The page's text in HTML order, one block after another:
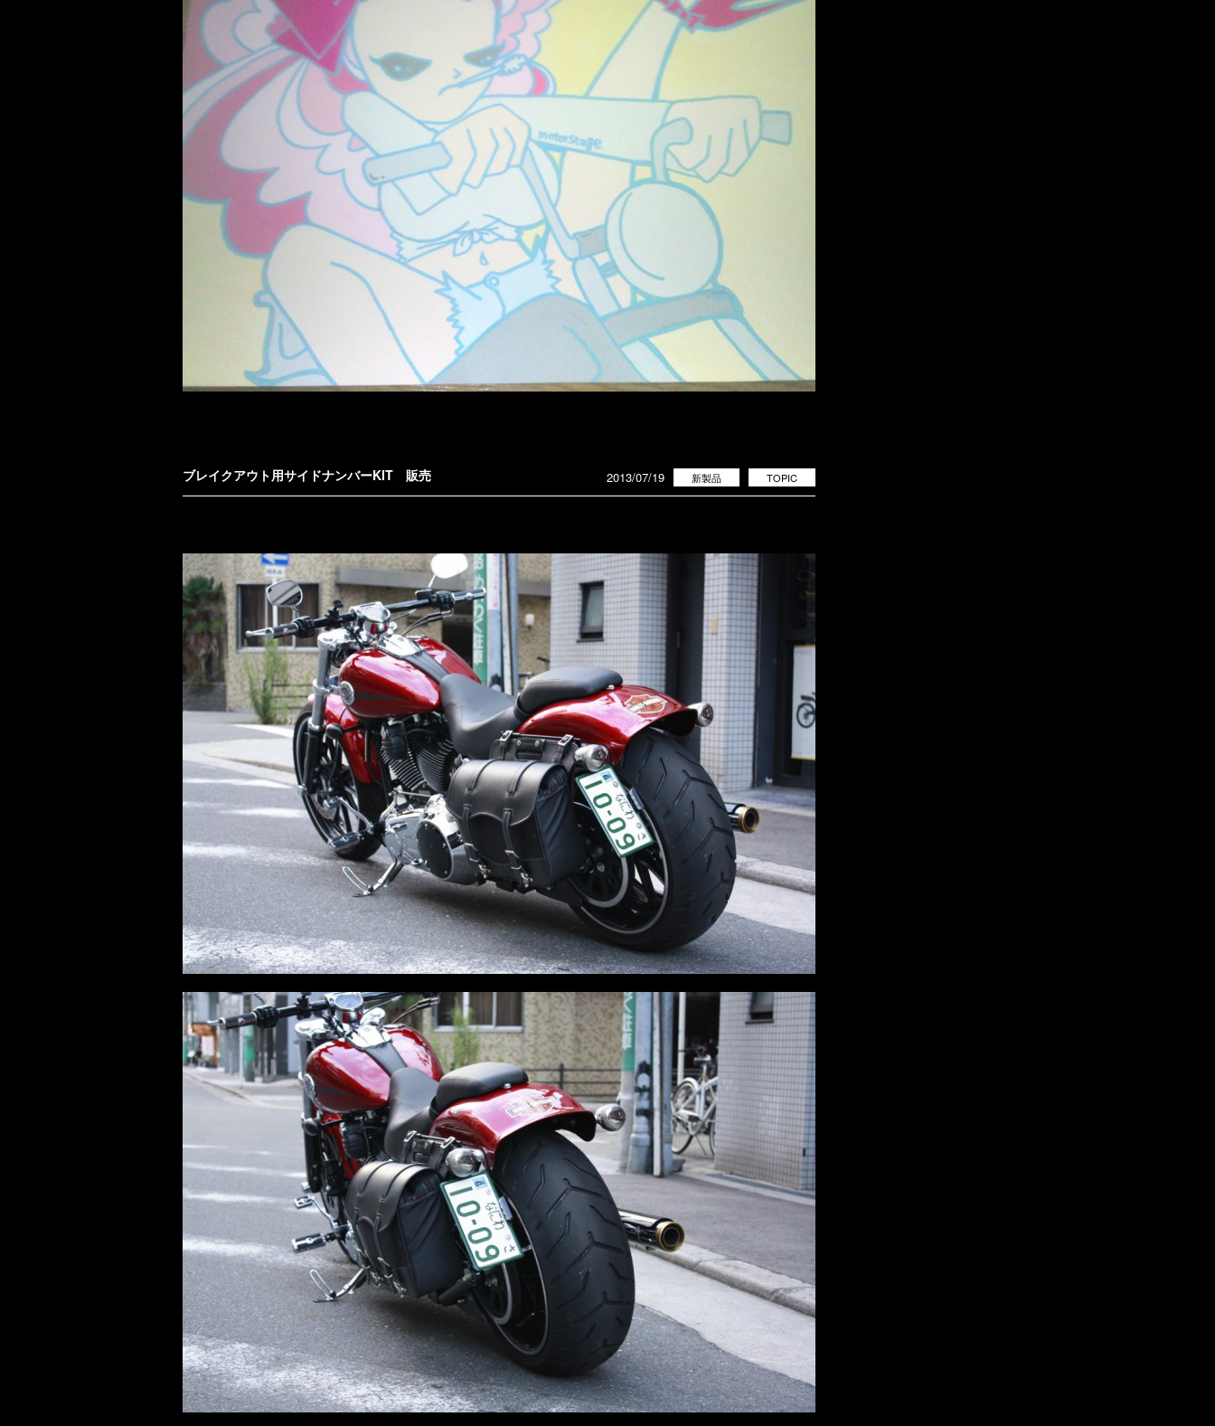
ブレイクアウト用サイドナンバーKIT 販売 TOPIC
新製品
2013/07/19